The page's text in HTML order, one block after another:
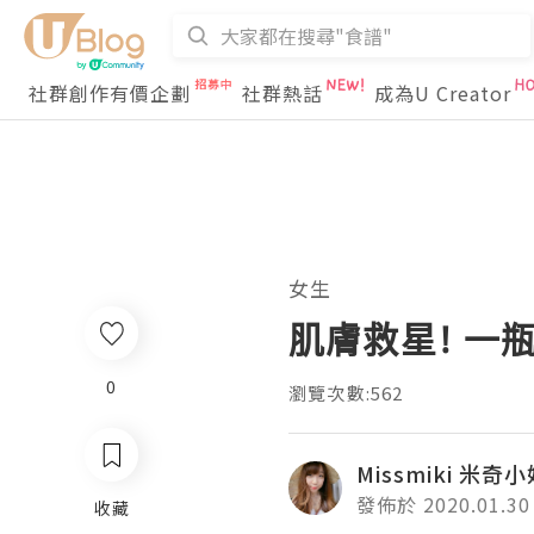
社群創作有價企劃 社群熱話 成為U Creator
0
收藏
女生
肌膚救星! 一
瀏覽次數:562
Missmiki 米奇小
發佈於 2020.01.30